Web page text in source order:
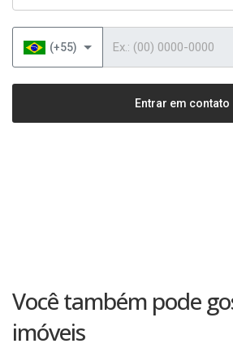
(+55)
Entrar em contato
Você também pode
imóveis